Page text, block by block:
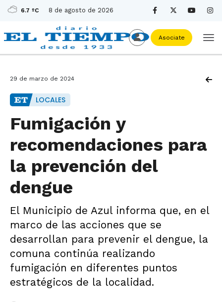
6.7 ºC 8 de agosto de 2026
Asociate
29 de marzo de 2024
LOCALES
Fumigación y
recomendaciones para
la prevención del
dengue
El Municipio de Azul informa que, en el
marco de las acciones que se
desarrollan para prevenir el dengue, la
comuna continúa realizando
fumigación en diferentes puntos
estratégicos de la localidad.